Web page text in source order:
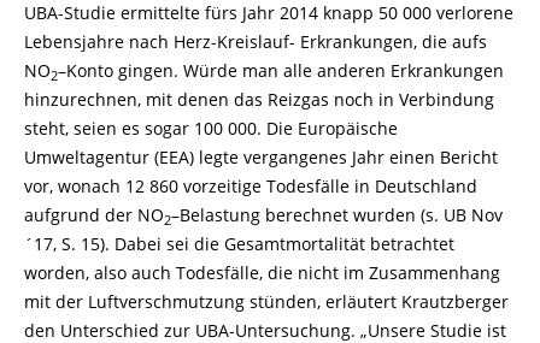
UBA-Studie ermittelte fürs Jahr 2014 knapp 50 000 verlorene
Lebensjahre nach Herz-Kreislauf- Erkrankungen, die aufs
NO2–Konto gingen. Würde man alle anderen Erkrankungen
hinzurechnen, mit denen das Reizgas noch in Verbindung
steht, seien es sogar 100 000. Die Europäische
Umweltagentur (EEA) legte vergangenes Jahr einen Bericht
vor, wonach 12 860 vorzeitige Todesfälle in Deutschland
aufgrund der NO2–Belastung berechnet wurden (s. UB Nov
´17, S. 15). Dabei sei die Gesamtmortalität betrachtet
worden, also auch Todesfälle, die nicht im Zusammenhang
mit der Luftverschmutzung stünden, erläutert Krautzberger
den Unterschied zur UBA-Untersuchung. „Unsere Studie ist